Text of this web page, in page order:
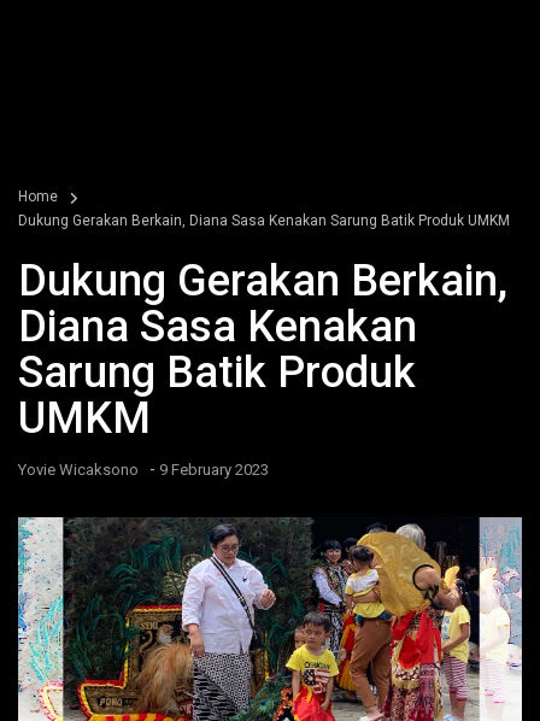
Home
Dukung Gerakan Berkain, Diana Sasa Kenakan Sarung Batik Produk UMKM
Dukung Gerakan Berkain,
Diana Sasa Kenakan
Sarung Batik Produk
UMKM
Yovie Wicaksono - 9 February 2023